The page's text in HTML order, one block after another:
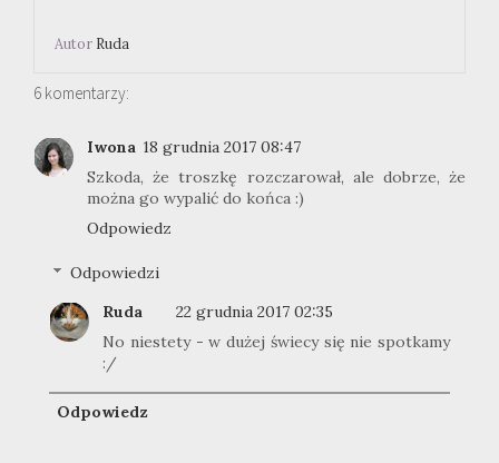
Autor Ruda
6 komentarzy:
Iwona 18 grudnia 2017 08:47
Szkoda, że troszkę rozczarował, ale dobrze, że
można go wypalić do końca :)
Odpowiedz
Odpowiedzi
Ruda
22 grudnia 2017 02:35
No niestety - w dużej świecy się nie spotkamy
:/
Odpowiedz